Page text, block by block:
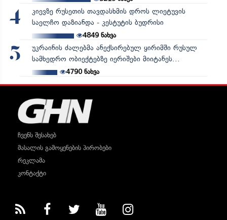
4
კიევზე რუსეთის თავდასხმის დროს ლიეტუვის
საელჩო დაზიანდა - კესტუტის ბუდრისი
4849ნახვა
5
უკრაინის ძალებმა ანექსირებულ ყირიმში რუსულ
სამხედრო ობიექტებზე იერიშები მიიტანეს...
4790ნახვა
ჩვენს შესახებ
მასალის გამოყენების პირობები
რეკლამა
კონტაქტი